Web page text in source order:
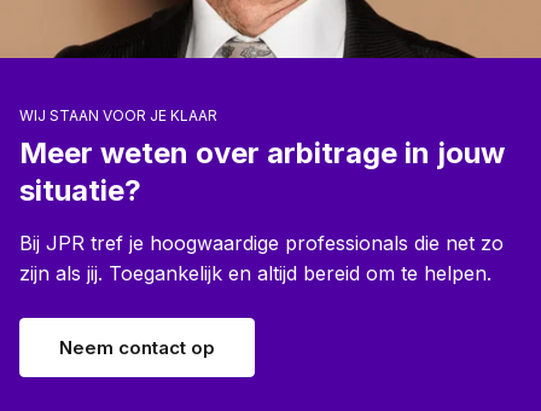
WIJ STAAN VOOR JE KLAAR
Meer weten over arbitrage in jouw
situatie?
Bij JPR tref je hoogwaardige professionals die net zo
zijn als jij. Toegankelijk en altijd bereid om te helpen.
Neem contact op